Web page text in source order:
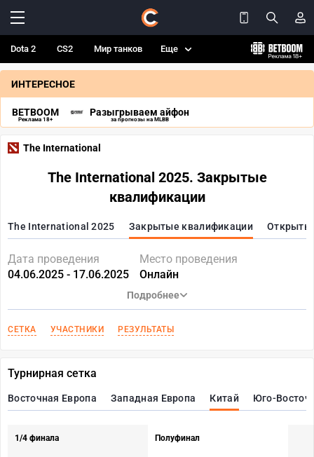
Dota 2 CS2 Мир танков Еще
ИНТЕРЕСНОЕ
BETBOOM
Реклама 18+
Разыгрываем айфон
за прогнозы на MLBB
The International
The International 2025. Закрытые
квалификации
The International 2025 Закрытые квалификации
Дата проведения
04.06.2025 - 17.06.2025
Место проведения
Онлайн
Подробнее
СЕТКА УЧАСТНИКИ РЕЗУЛЬТАТЫ
Турнирная сетка
Восточная Европа Западная Европа Китай Юго-
1/4 финала Полуфинал